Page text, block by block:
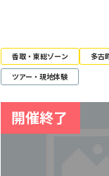
香取・東総ゾーン
多古
ツアー・現地体験